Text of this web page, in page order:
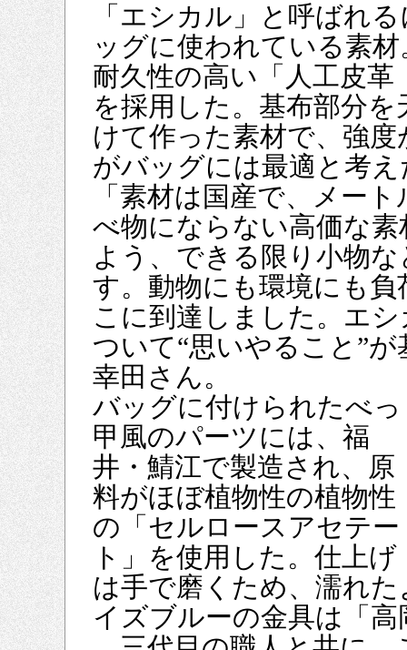
「エシカル」と呼ばれ
ッグに使われている素
耐久性の高い「人工皮革
を採用した。基布部分
けて作った素材で、強
がバッグには最適と考え
「素材は国産で、メー
べ物にならない高価な
よう、できる限り小物
す。動物にも環境にも
こに到達しました。エ
ついて“思いやること”
幸田さん。
バッグに付けられたべっ
甲風のパーツには、福
井・鯖江で製造され、原
料がほぼ植物性の植物性
の「セルロースアセテー
ト」を使用した。仕上げ
は手で磨くため、濡れ
イズブルーの金具は「高